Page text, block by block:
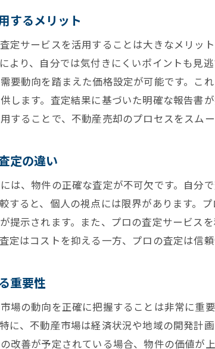
価格交渉を有利に進め
タイムリーな価格調整
価格設定における心理
競合物件と比較した価
不動産売却を成功させるた
法律と規制を遵守した
タイミングを見極めた
信頼できるパートナー
経験者の失敗談から得
法的トラブルを避ける
するメリット
定サービスを活用することは大きなメリッ
より、自分では気付きにくいポイントも見
要動向を踏まえた価格設定が可能です。こ
します。査定結果に基づいた明確な報告
することで、不動産売却のプロセスをスム
定の違い
は、物件の正確な査定が不可欠です。自
すると、個人の視点には限界があります。
提示されます。また、プロの査定サービス
定はコストを抑える一方、プロの査定は信
重要性
場の動向を正確に把握することは非常に
に、不動産市場は経済状況や地域の開発計
改善が予定されている場合、物件の価値